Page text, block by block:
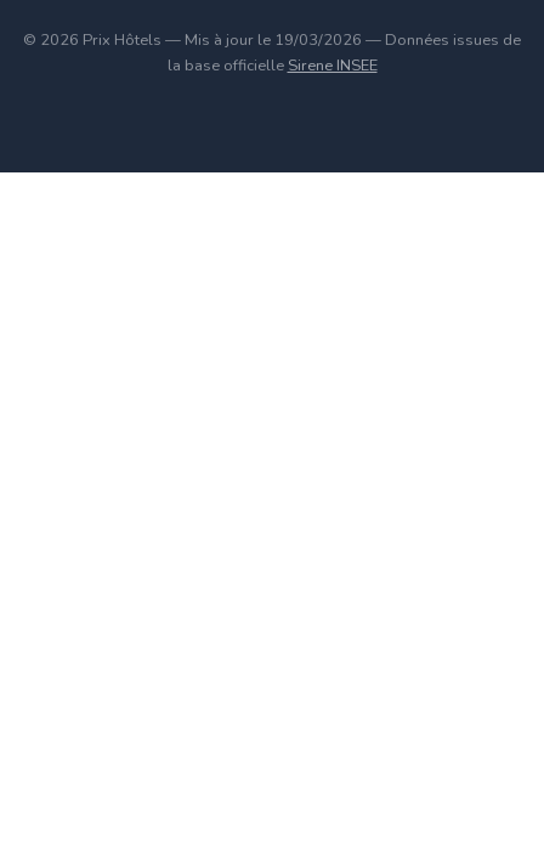
© 2026 Prix Hôtels — Mis à jour le 19/03/2026 — Données issues de
la base officielle Sirene INSEE